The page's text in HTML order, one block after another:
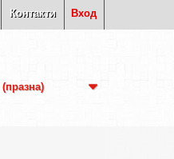
Вход
Контакти
(празна)